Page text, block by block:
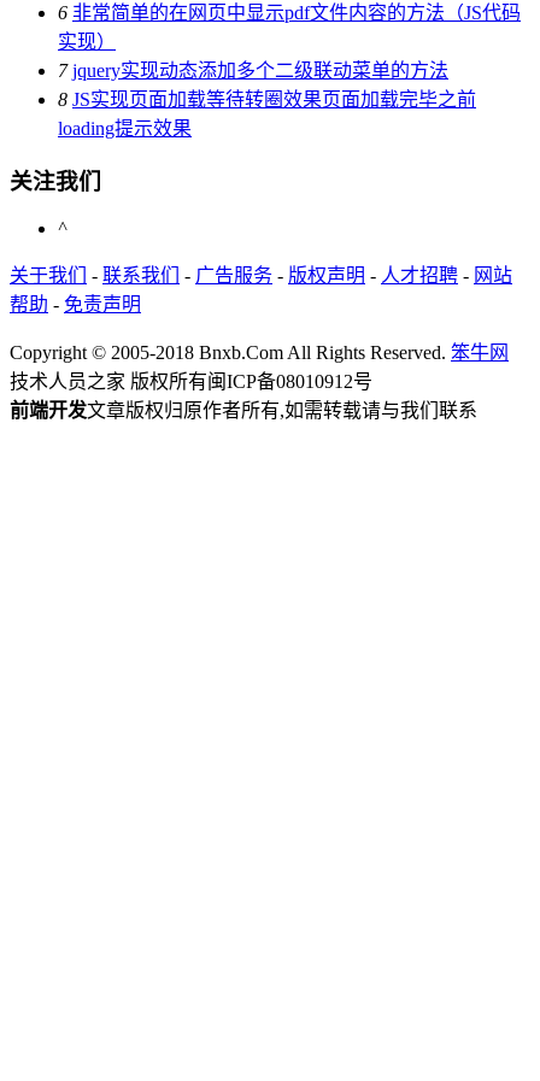
6 非常简单的在网页中显示pdf文件内容的方法（JS代码
实现）
7 jquery实现动态添加多个二级联动菜单的方法
8 JS实现页面加载等待转圈效果页面加载完毕之前
loading提示效果
关注我们
^
关于我们 - 联系我们 - 广告服务 - 版权声明 - 人才招聘 - 网站
帮助 - 免责声明
Copyright © 2005-2018 Bnxb.Com All Rights Reserved. 笨牛网
技术人员之家 版权所有闽ICP备08010912号
前端开发文章版权归原作者所有,如需转载请与我们联系